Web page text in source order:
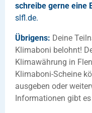
schreibe gerne eine
slfl.de.
Übrigens: Deine
Klimaboni belohnt!
Klimawährung in
Klimaboni-Scheine
ausgeben oder
Informationen gibt es